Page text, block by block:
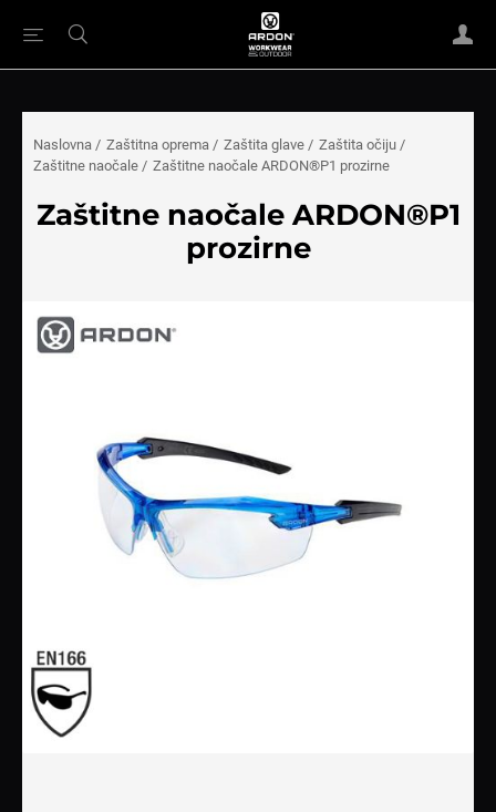
Naslovna / Zaštitna oprema / Zaštita glave / Zaštita očiju /
Zaštitne naočale / Zaštitne naočale ARDON®P1 prozirne
Zaštitne naočale ARDON®P1
prozirne